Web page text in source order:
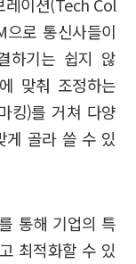
로 통신사들이
하기는 쉽지 않
맞춰 조정하는
킹)를 거쳐 다양
게 골라 쓸 수 있
통해 기업의 특
최적화할 수 있